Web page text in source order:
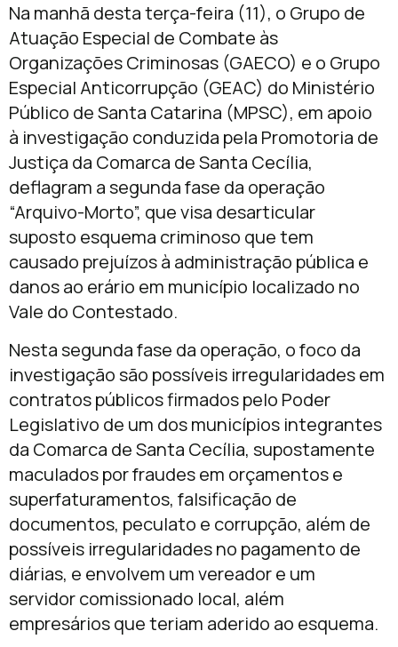
Na manhã desta terça-feira (11), o Grupo de
Atuação Especial de Combate às
Organizações Criminosas (GAECO) e o Grupo
Especial Anticorrupção (GEAC) do Ministério
Público de Santa Catarina (MPSC), em apoio
à investigação conduzida pela Promotoria de
Justiça da Comarca de Santa Cecília,
deflagram a segunda fase da operação
“Arquivo-Morto”, que visa desarticular
suposto esquema criminoso que tem
causado prejuízos à administração pública e
danos ao erário em município localizado no
Vale do Contestado.
Nesta segunda fase da operação, o foco da
investigação são possíveis irregularidades em
contratos públicos firmados pelo Poder
Legislativo de um dos municípios integrantes
da Comarca de Santa Cecília, supostamente
maculados por fraudes em orçamentos e
superfaturamentos, falsificação de
documentos, peculato e corrupção, além de
possíveis irregularidades no pagamento de
diárias, e envolvem um vereador e um
servidor comissionado local, além
empresários que teriam aderido ao esquema.